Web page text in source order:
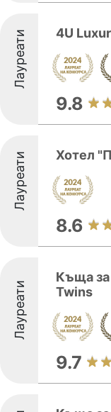
Лауреати 4U
9.8
Лауреати Хотел
8.6
Лауреати
Къща за
Twins
9.7